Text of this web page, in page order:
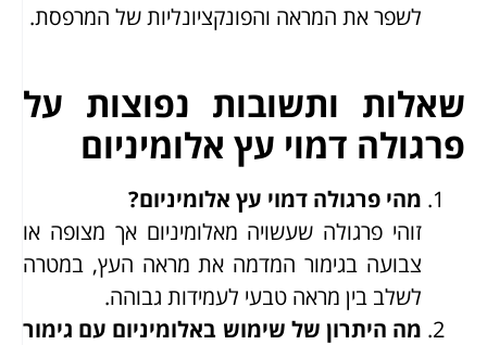
לשפר את המראה והפונקציונליות של המרפסת.
שאלות ותשובות נפוצות על
פרגולה דמוי עץ אלומיניום
מהי פרגולה דמוי עץ אלומיניום?
זוהי פרגולה שעשויה מאלומיניום אך מצופה או
צבועה בגימור המדמה את מראה העץ, במטרה
לשלב בין מראה טבעי לעמידות גבוהה.
מה היתרון של שימוש באלומיניום עם גימור